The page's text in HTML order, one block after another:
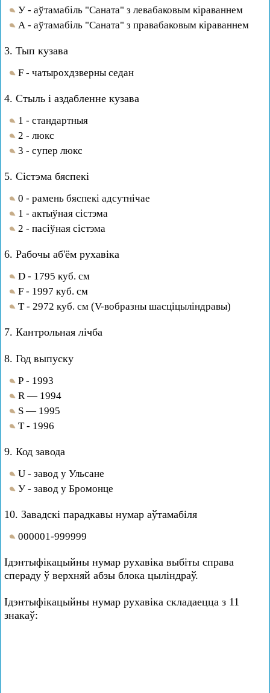
У - аўтамабіль "Саната" з левабаковым кіраваннем
А - аўтамабіль "Саната" з правабаковым кіраваннем
3. Тып кузава
F - чатырохдзверны седан
4. Стыль і аздабленне кузава
1 - стандартныя
2 - люкс
3 - супер люкс
5. Сістэма бяспекі
0 - рамень бяспекі адсутнічае
1 - актыўная сістэма
2 - пасіўная сістэма
6. Рабочы аб'ём рухавіка
D - 1795 куб. см
F - 1997 куб. см
Т - 2972 куб. см (V-вобразны шасціцыліндравы)
7. Кантрольная лічба
8. Год выпуску
Р - 1993
R — 1994
S — 1995
Т - 1996
9. Код завода
U - завод у Ульсане
У - завод у Бромонце
10. Завадскі парадкавы нумар аўтамабіля
000001-999999
Ідэнтыфікацыйны нумар рухавіка выбіты справа
спераду ў верхняй абзы блока цыліндраў.
Ідэнтыфікацыйны нумар рухавіка складаецца з 11
знакаў: